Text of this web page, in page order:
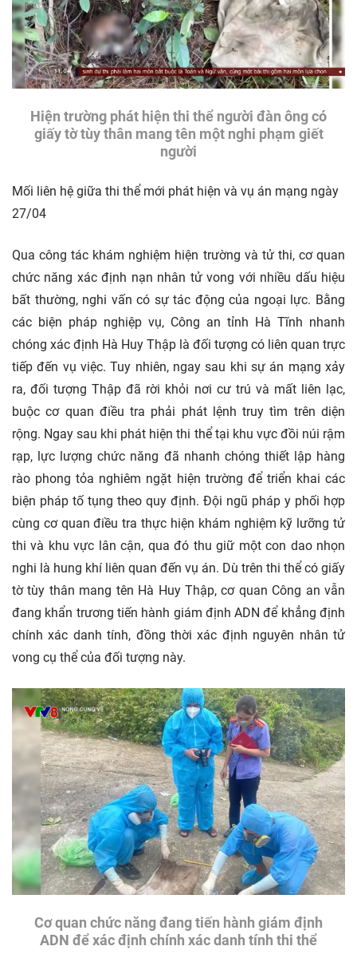
Hiện trường phát hiện thi thể người đàn ông có
giấy tờ tùy thân mang tên một nghi phạm giết
người
Mối liên hệ giữa thi thể mới phát hiện và vụ án mạng ngày
27/04
Qua công tác khám nghiệm hiện trường và tử thi, cơ quan
chức năng xác định nạn nhân tử vong với nhiều dấu hiệu
bất thường, nghi vấn có sự tác động của ngoại lực. Bằng
các biện pháp nghiệp vụ, Công an tỉnh Hà Tĩnh nhanh
chóng xác định Hà Huy Thập là đối tượng có liên quan trực
tiếp đến vụ việc. Tuy nhiên, ngay sau khi sự án mạng xảy
ra, đối tượng Thập đã rời khỏi nơi cư trú và mất liên lạc,
buộc cơ quan điều tra phải phát lệnh truy tìm trên diện
rộng. Ngay sau khi phát hiện thi thể tại khu vực đồi núi rậm
rạp, lực lượng chức năng đã nhanh chóng thiết lập hàng
rào phong tỏa nghiêm ngặt hiện trường để triển khai các
biện pháp tố tụng theo quy định. Đội ngũ pháp y phối hợp
cùng cơ quan điều tra thực hiện khám nghiệm kỹ lưỡng tử
thi và khu vực lân cận, qua đó thu giữ một con dao nhọn
nghi là hung khí liên quan đến vụ án. Dù trên thi thể có giấy
tờ tùy thân mang tên Hà Huy Thập, cơ quan Công an vẫn
đang khẩn trương tiến hành giám định ADN để khẳng định
chính xác danh tính, đồng thời xác định nguyên nhân tử
vong cụ thể của đối tượng này.
Cơ quan chức năng đang tiến hành giám định
ADN để xác định chính xác danh tính thi thể